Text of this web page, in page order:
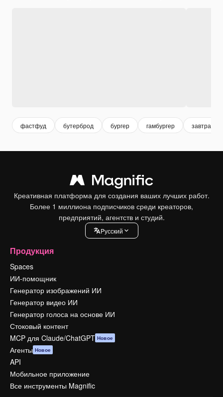
фастфуд бутерброд бургер гамбургер завтрак
Креативная платформа для создания ваших лучших работ.
Более 1 миллиона подписчиков среди креаторов,
предприятий, агентств и студий.
Pусский
Продукция
Spaces
ИИ-помощник
Генератор изображений ИИ
Генератор видео ИИ
Генератор голоса на основе ИИ
Стоковый контент
MCP для Claude/ChatGPT Новое
Агенты Новое
API
Мобильное приложение
Все инструменты Magnific